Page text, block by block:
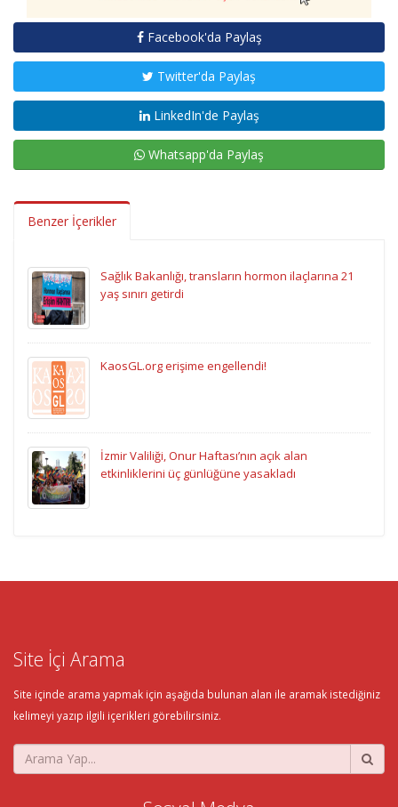
Facebook'da Paylaş
Twitter'da Paylaş
LinkedIn'de Paylaş
Whatsapp'da Paylaş
Benzer İçerikler
Sağlık Bakanlığı, transların hormon ilaçlarına 21
yaş sınırı getirdi
KaosGL.org erişime engellendi!
İzmir Valiliği, Onur Haftası’nın açık alan
etkinliklerini üç günlüğüne yasakladı
Site İçi Arama
Site içinde arama yapmak için aşağıda bulunan alan ile aramak istediğiniz
kelimeyi yazıp ilgili içerikleri görebilirsiniz.